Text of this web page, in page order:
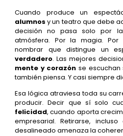
Cuando produce un
alumnos y un teatro que debe
decisión no pasa solo por
atmósfera. Por la magia.
nombrar que distingue un
verdadero. Las mejores
mente y corazón se escuchan
también piensa. Y casi siempre
Esa lógica atraviesa toda su
producir. Decir que sí solo
felicidad, cuando aporta
empresarial. Retirarse,
desalineado amenaza la